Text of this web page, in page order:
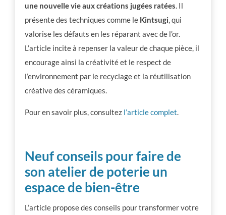
une nouvelle vie aux créations jugées ratées. Il
présente des techniques comme le Kintsugi, qui
valorise les défauts en les réparant avec de l’or.
L’article incite à repenser la valeur de chaque pièce, il
encourage ainsi la créativité et le respect de
l’environnement par le recyclage et la réutilisation
créative des céramiques.
Pour en savoir plus, consultez l’article complet.
Neuf conseils pour faire de
son atelier de poterie un
espace de bien-être
L’article propose des conseils pour transformer votre